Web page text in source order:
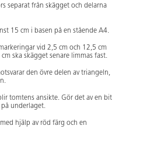
separat från skägget och delarna
15 cm i basen på en stående A4.
vid 2,5 cm och 12,5 cm
ska skägget senare limmas fast.
den övre delen av triangeln,
tomtens ansikte. Gör det av en bit
underlaget.
hjälp av röd färg och en